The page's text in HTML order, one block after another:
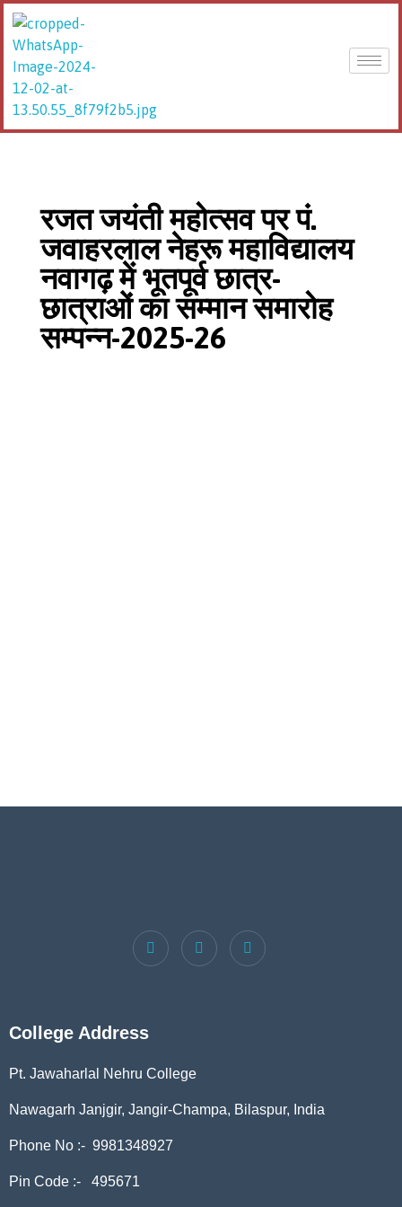
JLN College
रजत जयंती महोत्सव पर पं.
जवाहरलाल नेहरू महाविद्यालय
नवागढ़ में भूतपूर्व छात्र-
छात्राओं का सम्मान समारोह
सम्पन्न-2025-26
College Address
Pt. Jawaharlal Nehru College
Nawagarh Janjgir, Jangir-Champa, Bilaspur, India
Phone No :- 9981348927
Pin Code :- 495671